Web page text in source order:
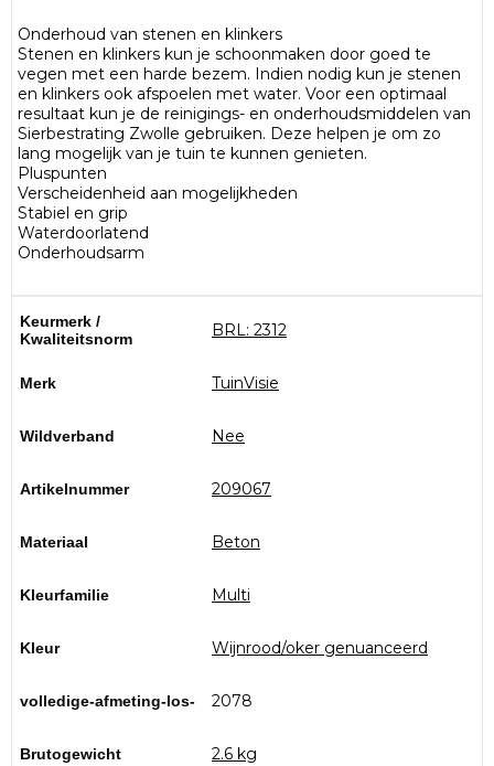
Onderhoud van stenen en klinkers
Stenen en klinkers kun je schoonmaken door goed te
vegen met een harde bezem. Indien nodig kun je stenen
en klinkers ook afspoelen met water. Voor een optimaal
resultaat kun je de reinigings- en onderhoudsmiddelen van
Sierbestrating Zwolle gebruiken. Deze helpen je om zo
lang mogelijk van je tuin te kunnen genieten.
Pluspunten
Verscheidenheid aan mogelijkheden
Stabiel en grip
Waterdoorlatend
Onderhoudsarm
Keurmerk /
Kwaliteitsnorm
BRL: 2312
Merk TuinVisie
Wildverband Nee
Artikelnummer 209067
Materiaal Beton
Kleurfamilie Multi
Kleur Wijnrood/oker genuanceerd
volledige-afmeting-los- 2078
Brutogewicht 2.6 kg